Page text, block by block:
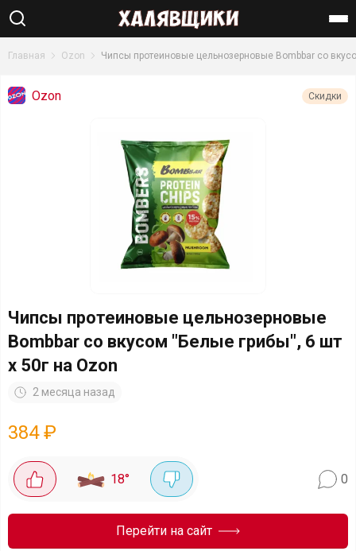
Найти
Главная Ozon Чипсы протеиновые цельнозерновые Bombbar со
Ozon Скидки
Чипсы протеиновые цельнозерновые
Bombbar со вкусом "Белые грибы", 6 шт
х 50г на Ozon
2 месяца назад
384₽
18° 0
Перейти на сайт